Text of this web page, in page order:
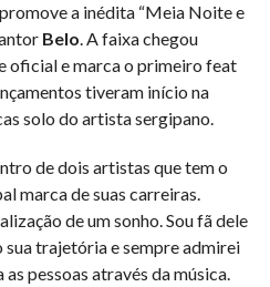
promove a inédita “Meia Noite e
Belo . A faixa chegou
oficial e marca o primeiro feat
tiveram início na
solo do artista sergipano.
de dois artistas que tem o
marca de suas carreiras.
de um sonho. Sou fã dele
sua trajetória e sempre admirei
pessoas através da música.